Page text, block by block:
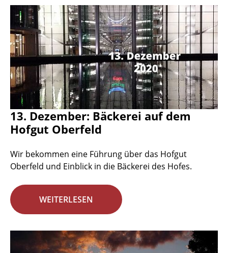
13. Dezember: Bäckerei auf dem
Hofgut Oberfeld
Wir bekommen eine Führung über das Hofgut
Oberfeld und Einblick in die Bäckerei des Hofes.
WEITERLESEN